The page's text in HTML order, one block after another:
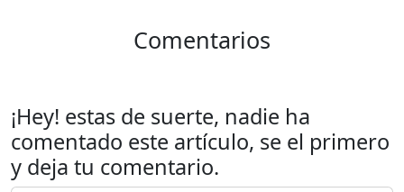
Comentarios
¡Hey! estas de suerte, nadie ha
comentado este artículo, se el primero
y deja tu comentario.